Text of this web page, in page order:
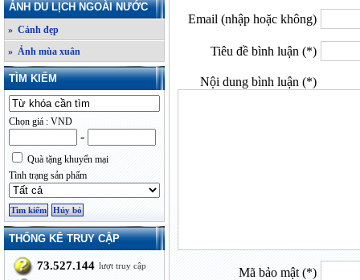
ẢNH DU LỊCH NGOÀI NƯỚC
» Cảnh đẹp
» Ảnh mùa xuân
TÌM KIẾM
Chọn giá : VND
-
Quà tặng khuyến mại
Tình trạng sản phẩm
THỐNG KÊ TRUY CẬP
73.527.144 lượt truy cập
Email (nhập hoặc không)
Tiêu đề bình luận (*)
Nội dung bình luận (*)
Mã bảo mật (*)